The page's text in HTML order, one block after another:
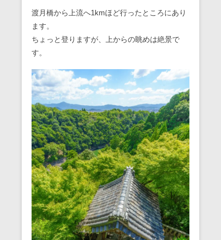
渡月橋から上流へ1kmほど行ったところにあり
ます。
ちょっと登りますが、上からの眺めは絶景で
す。